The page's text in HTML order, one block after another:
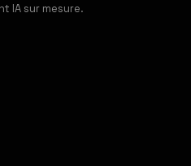
IA sur mesure.